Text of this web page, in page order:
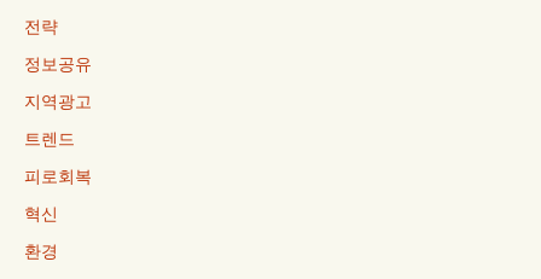
전략
정보공유
지역광고
트렌드
피로회복
혁신
환경